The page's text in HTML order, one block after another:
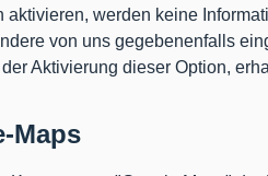
werden keine
von uns gegebenenfalls
Aktivierung dieser Option,
Maps